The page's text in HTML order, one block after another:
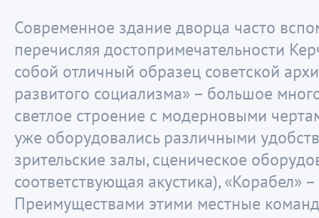
Современное здание дворца часто
перечисляя достопримечательности
собой отличный образец советской
развитого социализма» – большое
светлое строение с модерновыми
уже оборудовались различными
зрительские залы, сценическое
соответствующая акустика), «Корабел»
Преимуществами этими местные